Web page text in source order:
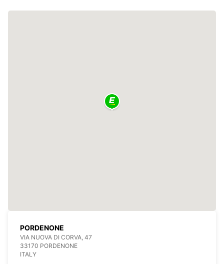
PORDENONE
VIA NUOVA DI CORVA, 47
33170 PORDENONE
ITALY